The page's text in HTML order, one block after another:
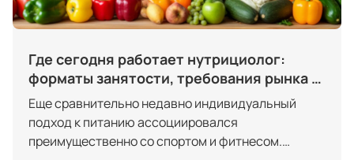
Где сегодня работает нутрициолог:
форматы занятости, требования рынка и
перспективы дохода
Еще сравнительно недавно индивидуальный
подход к питанию ассоциировался
преимущественно со спортом и фитнесом.